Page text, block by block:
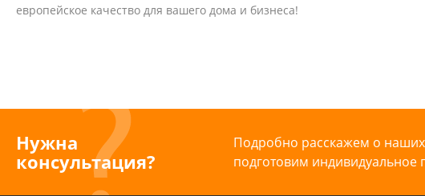
европейское качество для вашего дома и бизнеса!
Нужна
консультация?
Подробно расскажем о наших
подготовим индивидуальное